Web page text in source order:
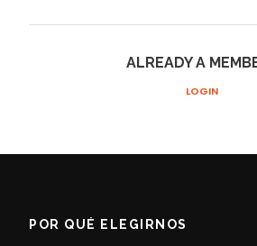
ALREADY A
LOGIN
POR QUÉ ELEGIRNOS